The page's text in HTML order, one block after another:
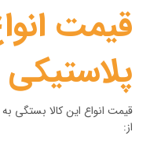
قیمت
قیمت انواع این کالا بستگی به
از: